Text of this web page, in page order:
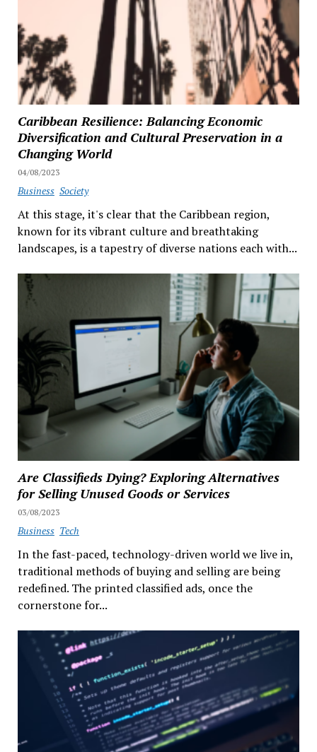
Caribbean Resilience: Balancing Economic
Diversification and Cultural Preservation in a
Changing World
04/08/2023
Business Society
At this stage, it's clear that the Caribbean region,
known for its vibrant culture and breathtaking
landscapes, is a tapestry of diverse nations each with...
Are Classifieds Dying? Exploring Alternatives
for Selling Unused Goods or Services
03/08/2023
Business Tech
In the fast-paced, technology-driven world we live in,
traditional methods of buying and selling are being
redefined. The printed classified ads, once the
cornerstone for...